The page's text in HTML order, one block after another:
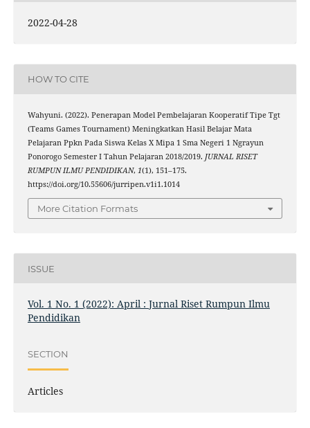
2022-04-28
HOW TO CITE
Wahyuni. (2022). Penerapan Model Pembelajaran Kooperatif Tipe Tgt
(Teams Games Tournament) Meningkatkan Hasil Belajar Mata
Pelajaran Ppkn Pada Siswa Kelas X Mipa 1 Sma Negeri 1 Ngrayun
Ponorogo Semester I Tahun Pelajaran 2018/2019. JURNAL RISET
RUMPUN ILMU PENDIDIKAN, 1(1), 151–175.
https://doi.org/10.55606/jurripen.v1i1.1014
More Citation Formats
ISSUE
Vol. 1 No. 1 (2022): April : Jurnal Riset Rumpun Ilmu
Pendidikan
SECTION
Articles